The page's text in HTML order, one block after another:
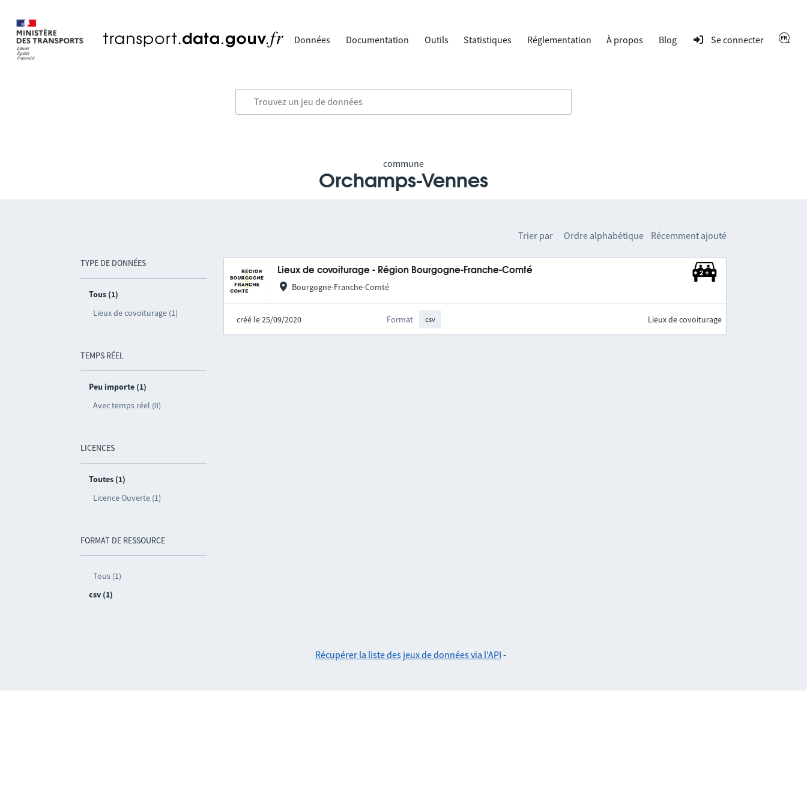
Données Documentation Outils Statistiques Réglementation À propos Blog Se connecter
commune
Orchamps-Vennes
TYPE DE DONNÉES
Tous (1)
Lieux de covoiturage (1)
TEMPS RÉEL
Peu importe (1)
Avec temps réel (0)
LICENCES
Toutes (1)
Licence Ouverte (1)
FORMAT DE RESSOURCE
Tous (1)
csv (1)
Trier par Ordre alphabétique Récemment ajouté
Lieux de covoiturage - Région Bourgogne-Franche-Comté
Bourgogne-Franche-Comté
créé le 25/09/2020 Format csv Lieux de covoiturage
Récupérer la liste des jeux de données via l'API -